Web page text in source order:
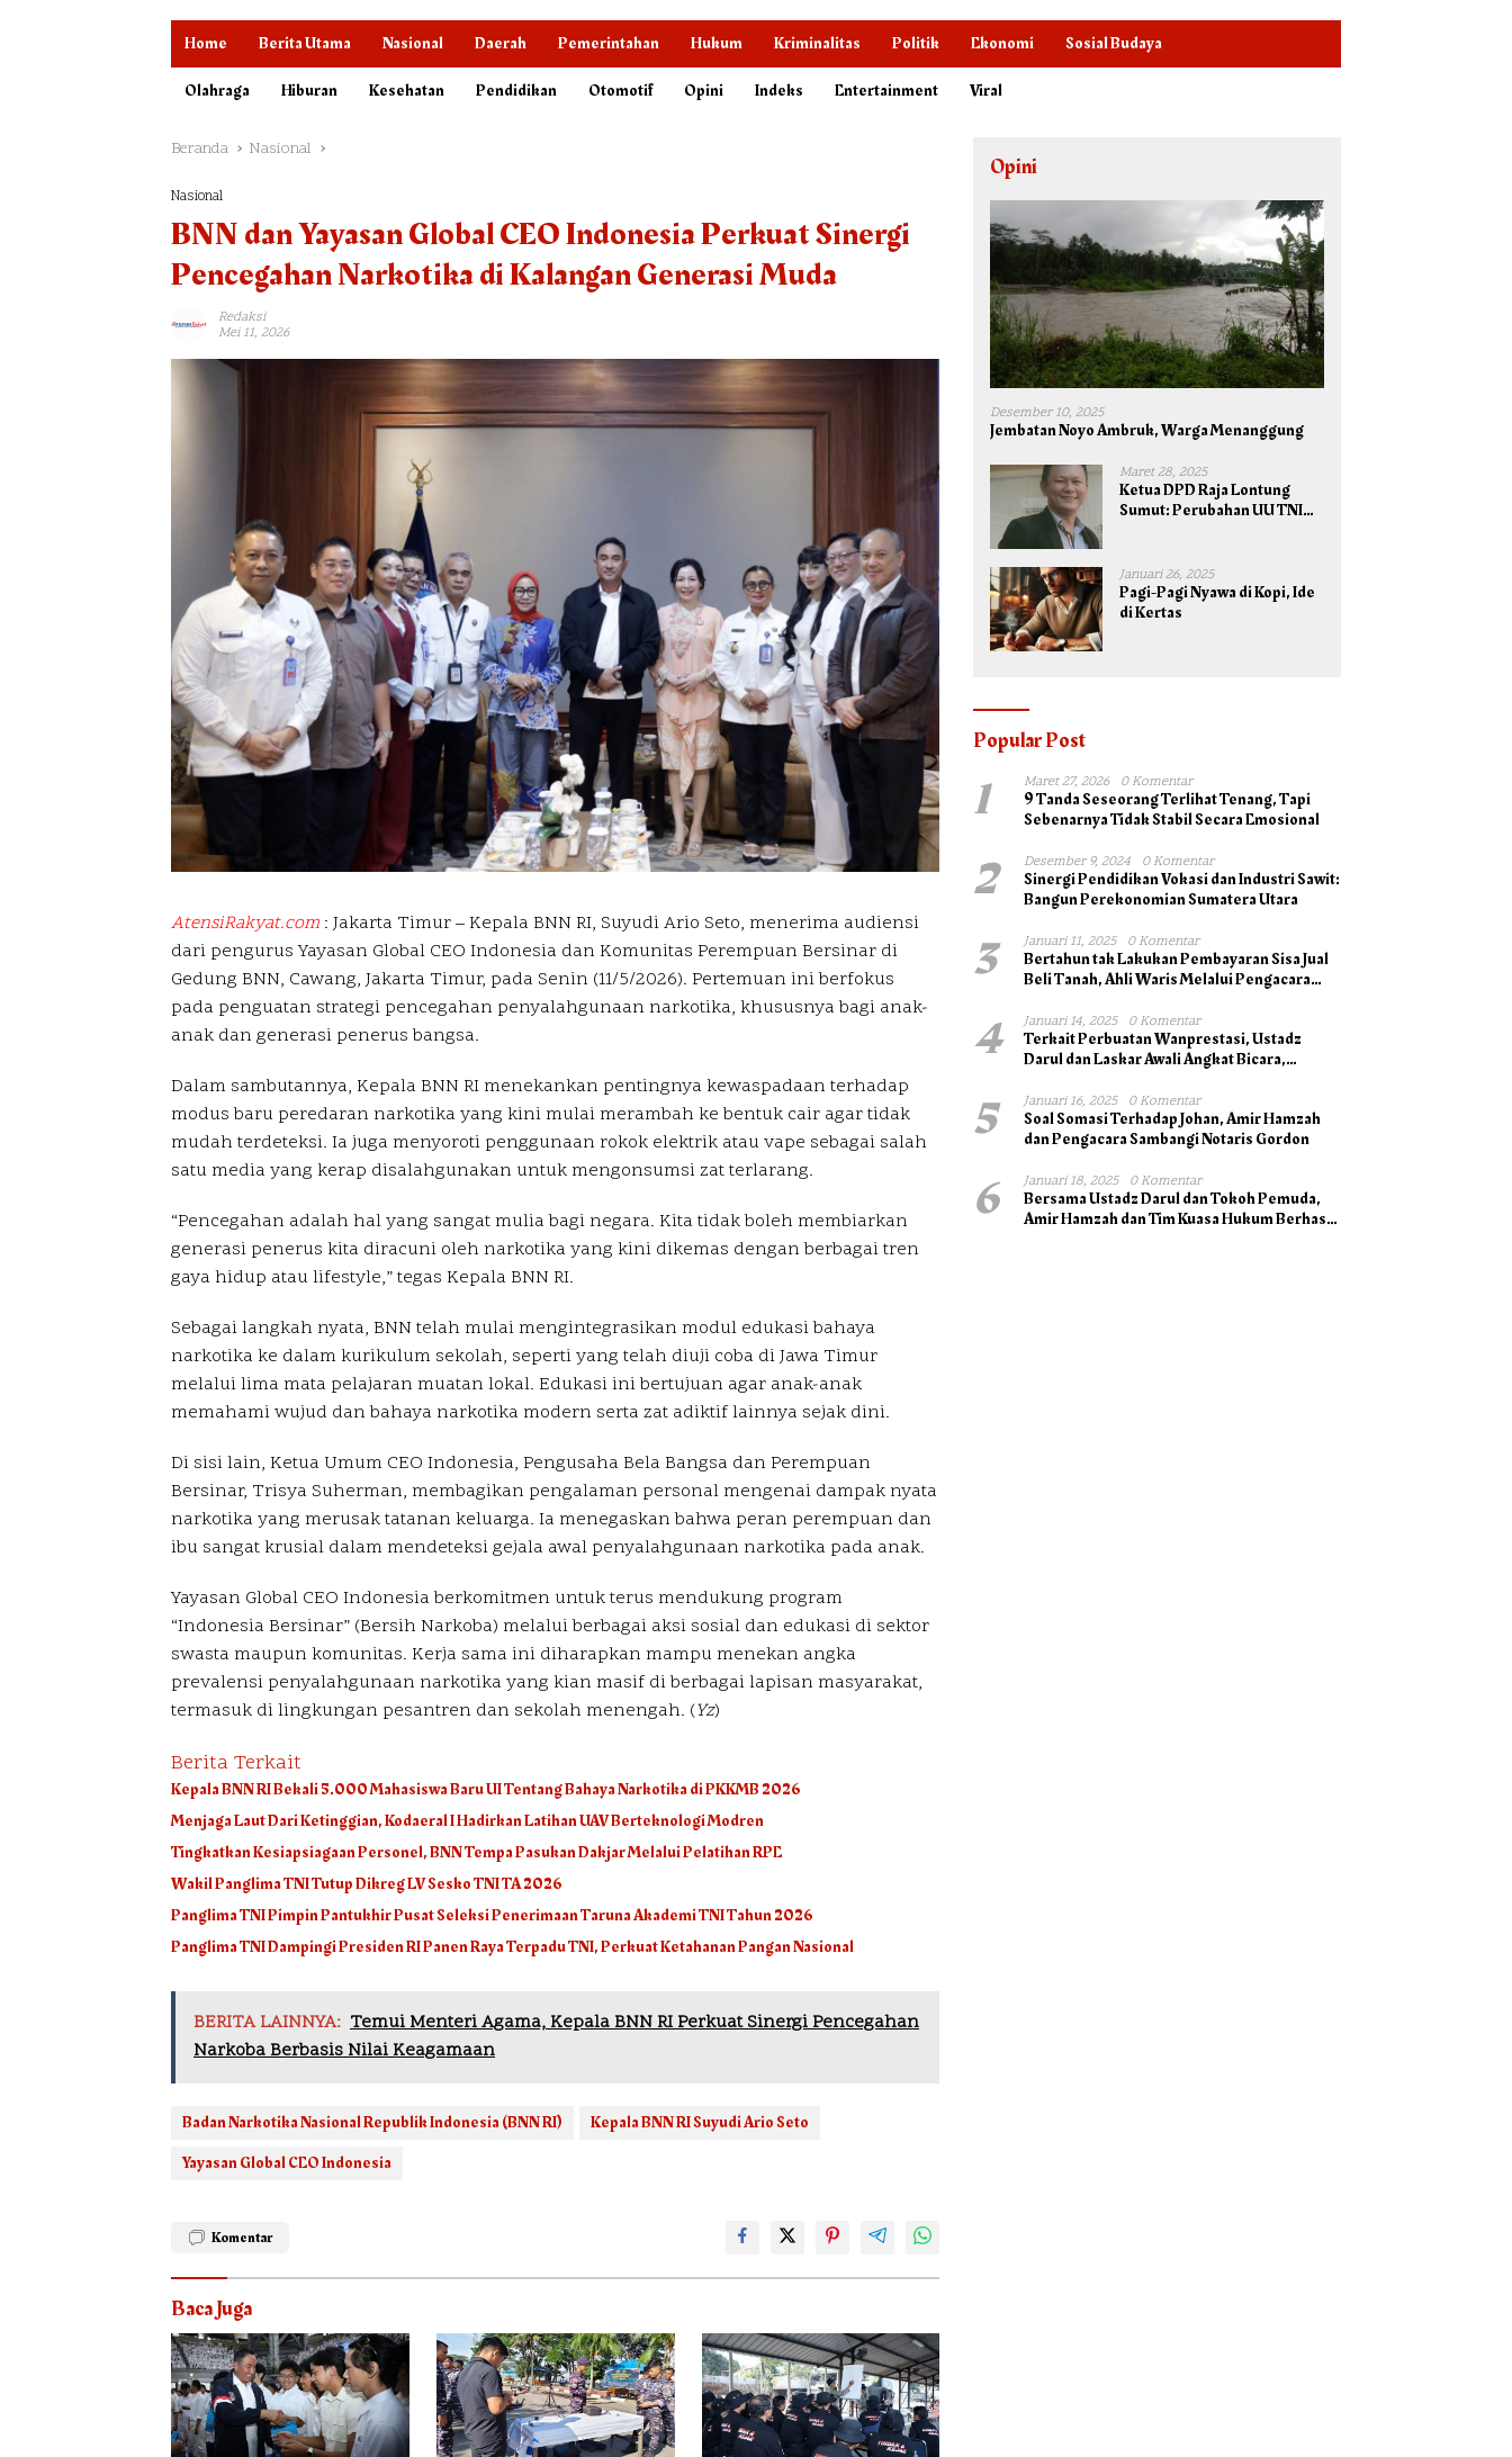
Home Berita Utama Nasional Daerah Pemerintahan Hukum Kriminalitas Politik Ekonomi
Sosial Budaya
Olahraga
Hiburan Kesehatan Pendidikan Otomotif Opini Indeks Entertainment Viral
Beranda Nasional
Nasional
BNN dan Yayasan Global CEO Indonesia Perkuat Sinergi
Pencegahan Narkotika di Kalangan Generasi Muda
Redaksi
Mei 11, 2026
AtensiRakyat.com : Jakarta Timur – Kepala BNN RI, Suyudi Ario Seto, menerima audiensi
dari pengurus Yayasan Global CEO Indonesia dan Komunitas Perempuan Bersinar di
Gedung BNN, Cawang, Jakarta Timur, pada Senin (11/5/2026). Pertemuan ini berfokus
pada penguatan strategi pencegahan penyalahgunaan narkotika, khususnya bagi anak-
anak dan generasi penerus bangsa.
Dalam sambutannya, Kepala BNN RI menekankan pentingnya kewaspadaan terhadap
modus baru peredaran narkotika yang kini mulai merambah ke bentuk cair agar tidak
mudah terdeteksi. Ia juga menyoroti penggunaan rokok elektrik atau vape sebagai salah
satu media yang kerap disalahgunakan untuk mengonsumsi zat terlarang.
“Pencegahan adalah hal yang sangat mulia bagi negara. Kita tidak boleh membiarkan
generasi penerus kita diracuni oleh narkotika yang kini dikemas dengan berbagai tren
gaya hidup atau lifestyle,” tegas Kepala BNN RI.
Sebagai langkah nyata, BNN telah mulai mengintegrasikan modul edukasi bahaya
narkotika ke dalam kurikulum sekolah, seperti yang telah diuji coba di Jawa Timur
melalui lima mata pelajaran muatan lokal. Edukasi ini bertujuan agar anak-anak
memahami wujud dan bahaya narkotika modern serta zat adiktif lainnya sejak dini.
Di sisi lain, Ketua Umum CEO Indonesia, Pengusaha Bela Bangsa dan Perempuan
Bersinar, Trisya Suherman, membagikan pengalaman personal mengenai dampak nyata
narkotika yang merusak tatanan keluarga. Ia menegaskan bahwa peran perempuan dan
ibu sangat krusial dalam mendeteksi gejala awal penyalahgunaan narkotika pada anak.
Yayasan Global CEO Indonesia berkomitmen untuk terus mendukung program
“Indonesia Bersinar” (Bersih Narkoba) melalui berbagai aksi sosial dan edukasi di sektor
swasta maupun komunitas. Kerja sama ini diharapkan mampu menekan angka
prevalensi penyalahgunaan narkotika yang kian masif di berbagai lapisan masyarakat,
termasuk di lingkungan pesantren dan sekolah menengah. (Yz)
Berita Terkait
Kepala BNN RI Bekali 5.000 Mahasiswa Baru UI Tentang Bahaya Narkotika di PKKMB 2026
Menjaga Laut Dari Ketinggian, Kodaeral I Hadirkan Latihan UAV Berteknologi Modren
Tingkatkan Kesiapsiagaan Personel, BNN Tempa Pasukan Dakjar Melalui Pelatihan RPE
Wakil Panglima TNI Tutup Dikreg LV Sesko TNI TA 2026
Panglima TNI Pimpin Pantukhir Pusat Seleksi Penerimaan Taruna Akademi TNI Tahun 2026
Panglima TNI Dampingi Presiden RI Panen Raya Terpadu TNI, Perkuat Ketahanan Pangan Nasional
BERITA LAINNYA: Temui Menteri Agama, Kepala BNN RI Perkuat Sinergi Pencegahan
Narkoba Berbasis Nilai Keagamaan
Badan Narkotika Nasional Republik Indonesia (BNN RI)
Kepala BNN RI Suyudi Ario Seto
Yayasan Global CEO Indonesia
Komentar
Baca Juga
Opini
Desember 10, 2025
Jembatan Noyo Ambruk, Warga Menanggung
Maret 28, 2025
Ketua DPD Raja Lontung
Sumut: Perubahan UU TNI
Kepentingan Negara dan
Bangsa
Januari 26, 2025
Pagi-Pagi Nyawa di Kopi, Ide
di Kertas
Popular Post
1 Maret 27, 2026 0 Komentar
9 Tanda Seseorang Terlihat Tenang, Tapi
Sebenarnya Tidak Stabil Secara Emosional
2 Desember 9, 2024 0 Komentar
Sinergi Pendidikan Vokasi dan Industri Sawit:
Bangun Perekonomian Sumatera Utara
3 Januari 11, 2025 0 Komentar
Bertahun tak Lakukan Pembayaran Sisa Jual
Beli Tanah, Ahli Waris Melalui Pengacara
4 Januari 14, 2025 0 Komentar
Terkait Perbuatan Wanprestasi, Ustadz
Darul dan Laskar Awali Angkat Bicara,
5 Januari 16, 2025 0 Komentar
Soal Somasi Terhadap Johan, Amir Hamzah
dan Pengacara Sambangi Notaris Gordon
6 Januari 18, 2025 0 Komentar
Bersama Ustadz Darul dan Tokoh Pemuda,
Amir Hamzah dan Tim Kuasa Hukum Berhasil